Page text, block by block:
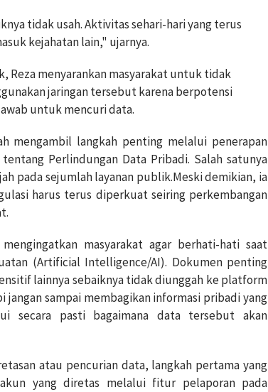
tidak usah. Aktivitas sehari-hari yang terus
kejahatan lain," ujarnya.
Reza menyarankan masyarakat untuk tidak
jaringan tersebut karena berpotensi
untuk mencuri data.
mengambil langkah penting melalui penerapan
Perlindungan Data Pribadi. Salah satunya
pada sejumlah layanan publik.Meski demikian, ia
harus terus diperkuat seiring perkembangan
masyarakat agar berhati-hati saat
(Artificial Intelligence/AI). Dokumen penting
lainnya sebaiknya tidak diunggah ke platform
jangan sampai membagikan informasi pribadi yang
secara pasti bagaimana data tersebut akan
atau pencurian data, langkah pertama yang
yang diretas melalui fitur pelaporan pada